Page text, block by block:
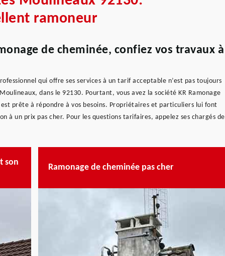
ramoneur
de cheminée, confiez vos travaux à
qui offre ses services à un tarif acceptable n’est pas toujours
dans le 92130. Pourtant, vous avez la société KR Ramonage
prête à répondre à vos besoins. Propriétaires et particuliers lui font
un prix pas cher. Pour les questions tarifaires, appelez ses chargés de
son
Ramonage de cheminée pas cher